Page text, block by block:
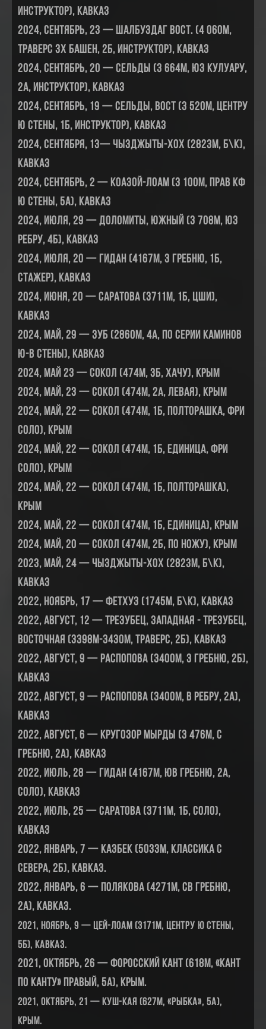
инструктор), Кавказ
2024, сентябрь, 23 — Шалбуздаг Вост. (4 060м,
траверс 3х башен, 2Б, инструктор), Кавказ
2024, сентябрь, 20 — Сельды (3 664м, юз кулуару,
2А, инструктор), Кавказ
2024, сентябрь, 19 — Сельды, вост (3 520м, центру
ю стены, 1Б, инструктор), Кавказ
2024, сентября, 13— Чызджыты-Хох (2823м, б\к),
Кавказ
2024, сентябрь, 2 — Коазой-Лоам (3 100м, прав кф
Ю стены, 5А), Кавказ
2024, июля, 29 — Доломиты, Южный (3 708м, ЮЗ
ребру, 4Б), Кавказ
2024, июля, 20 — Гидан (4167м, З гребню, 1Б,
стажер), Кавказ
2024, июня, 20 — Саратова (3711м, 1Б, ЦШИ),
Кавказ
2024, май, 29 — Зуб (2860м, 4А, по серии каминов
ю-в стены), Кавказ
2024, май 23 — Сокол (474м, 3Б, Хачу), Крым
2024, май, 23 — Сокол (474м, 2А, левая), Крым
2024, май, 22 — Сокол (474м, 1Б, полторашка, фри
соло), Крым
2024, май, 22 — Сокол (474м, 1Б, единица, фри
соло), Крым
2024, май, 22 — Сокол (474м, 1Б, полторашка),
Крым
2024, май, 22 — Сокол (474м, 1Б, единица), Крым
2024, май, 20 — Сокол (474м, 2Б, по ножу), Крым
2023, май, 24 — Чызджыты-Хох (2823м, б\к),
Кавказ
2022, ноябрь, 17 — Фетхуз (1745м, б\к), Кавказ
2022, август, 12 — Трезубец, Западная - Трезубец,
Восточная (3398м-3430м, траверс, 2Б), Кавказ
2022, август, 9 — Распопова (3400м, З гребню, 2Б),
Кавказ
2022, август, 9 — Распопова (3400м, В ребру, 2А),
Кавказ
2022, август, 6 — Кругозор Мырды (3 476м, С
гребню, 2А), Кавказ
2022, июль, 28 — Гидан (4167м, ЮВ гребню, 2А,
соло), Кавказ
2022, июль, 25 — Саратова (3711м, 1Б, соло),
Кавказ
2022, январь, 7 — Казбек (5033м, классика с
севера, 2Б), Кавказ.
2022, январь, 6 — Полякова (4271м, СВ гребню,
2А), Кавказ.
2021, ноябрь, 9 — Цей-Лоам (3171м, центру Ю стены,
5Б), Кавказ.
2021, октябрь, 26 — Форосский кант (618м, «Кант
по Канту» правый, 5А), Крым.
2021, октябрь, 21 — Куш-Кая (627м, «рыбка», 5А),
Крым.